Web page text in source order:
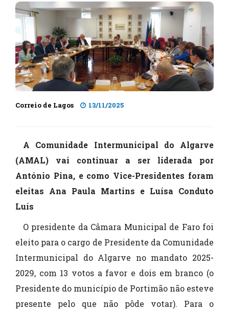
Correio de Lagos 13/11/2025
A Comunidade Intermunicipal do Algarve
(AMAL) vai continuar a ser liderada por
António Pina, e como Vice-Presidentes foram
eleitas Ana Paula Martins e Luísa Conduto
Luís
O presidente da Câmara Municipal de Faro foi
eleito para o cargo de Presidente da Comunidade
Intermunicipal do Algarve no mandato 2025-
2029, com 13 votos a favor e dois em branco (o
Presidente do município de Portimão não esteve
presente pelo que não pôde votar). Para o